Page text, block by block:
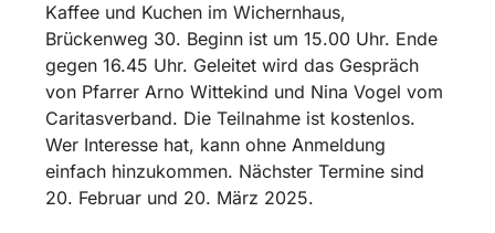
Kaffee und Kuchen im Wichernhaus,
Brückenweg 30. Beginn ist um 15.00 Uhr. Ende
gegen 16.45 Uhr. Geleitet wird das Gespräch
von Pfarrer Arno Wittekind und Nina Vogel vom
Caritasverband. Die Teilnahme ist kostenlos.
Wer Interesse hat, kann ohne Anmeldung
einfach hinzukommen. Nächster Termine sind
20. Februar und 20. März 2025.